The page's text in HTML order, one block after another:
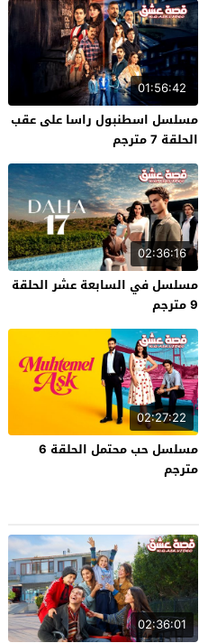
01:56:42
مسلسل اسطنبول راسا على عقب
الحلقة 7 مترجم
02:36:16
مسلسل في السابعة عشر الحلقة
9 مترجم
02:27:22
مسلسل حب محتمل الحلقة 6
مترجم
02:36:01